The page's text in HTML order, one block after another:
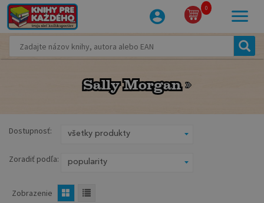
0
Sally Morgan
Sally Morgan
Dostupnosť:
Zoradiť podľa:
Zobrazenie